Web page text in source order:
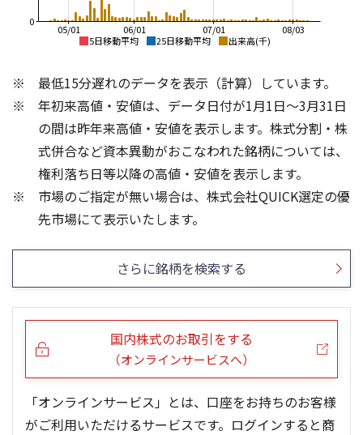
5日移動平均 25日移動平均 出来高(千)
08/03
07/01
06/01
05/01
0
13週移動平均 26週移動平均 出来高(千)
400
600
800
900
1,000
0
100
200
5ヶ月移動平均 25ヶ月移動平均 出来高(千)
0
1,000
1,500
2,000
0
400
800
最低15分遅れのデータを表示（計算）しています。
年初来高値・安値は、データ日付が1月1日～3月31日
の間は昨年来高値・安値を表示します。株式分割・株
式併合など資本異動がおこなわれた銘柄については、
権利落ち日等以降の高値・安値を表示します。
市場のご指定が無い場合は、株式会社QUICK選定の優
先市場にて表示いたします。
さらに銘柄を検索する
国内株式のお取引をする
（オンラインサービスへ）
「オンラインサービス」とは、口座をお持ちのお客様
がご利用いただけるサービスです。ログインすると商